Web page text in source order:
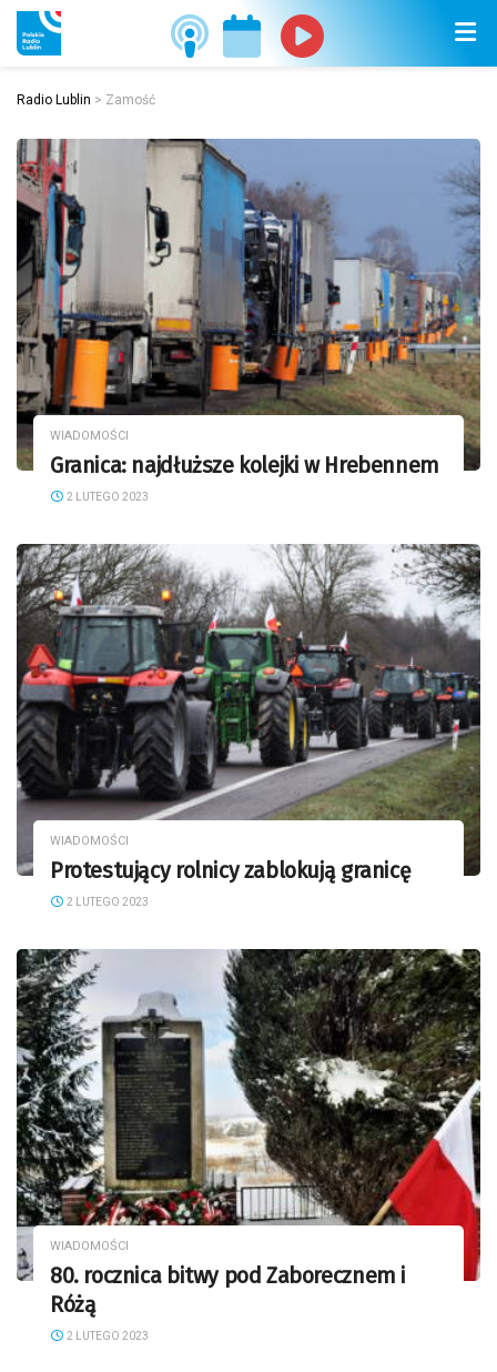
Radio Lublin > Zamość
WIADOMOŚCI
Granica: najdłuższe kolejki w Hrebennem
2 LUTEGO 2023
WIADOMOŚCI
Protestujący rolnicy zablokują granicę
2 LUTEGO 2023
WIADOMOŚCI
80. rocznica bitwy pod Zaborecznem i
Różą
2 LUTEGO 2023